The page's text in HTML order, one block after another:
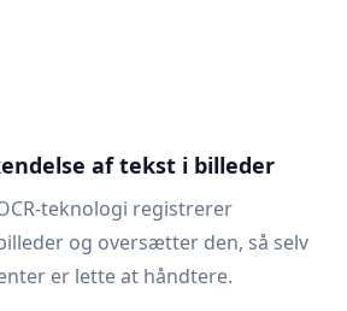
af tekst i billeder
teknologi registrerer
og oversætter den, så selv
er lette at håndtere.